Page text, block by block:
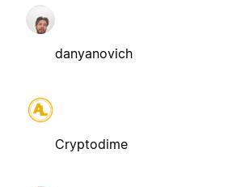
danyanovich
Cryptodime